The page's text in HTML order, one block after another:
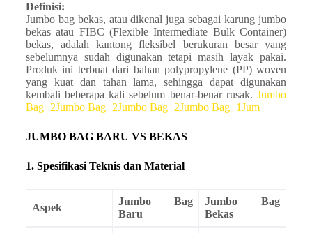
Definisi:
Jumbo bag bekas, atau dikenal juga sebagai karung jumbo
bekas atau FIBC (Flexible Intermediate Bulk Container)
bekas, adalah kantong fleksibel berukuran besar yang
sebelumnya sudah digunakan tetapi masih layak pakai.
Produk ini terbuat dari bahan polypropylene (PP) woven
yang kuat dan tahan lama, sehingga dapat digunakan
kembali beberapa kali sebelum benar-benar rusak.Jumbo
Bag+2Jumbo Bag+2Jumbo Bag+2Jumbo Bag+1Jum
JUMBO BAG BARU VS BEKAS
1. Spesifikasi Teknis dan Material
Aspek
Jumbo Bag
Baru
Jumbo Bag
Bekas